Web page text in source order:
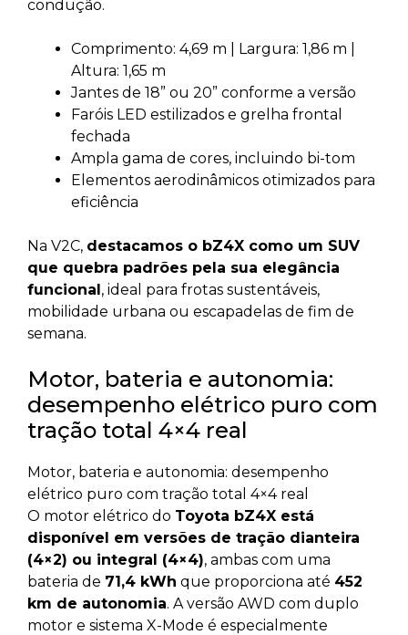
condução.
Comprimento: 4,69 m | Largura: 1,86 m |
Altura: 1,65 m
Jantes de 18” ou 20” conforme a versão
Faróis LED estilizados e grelha frontal
fechada
Ampla gama de cores, incluindo bi-tom
Elementos aerodinâmicos otimizados para
eficiência
Na V2C, destacamos o bZ4X como um SUV
que quebra padrões pela sua elegância
funcional, ideal para frotas sustentáveis,
mobilidade urbana ou escapadelas de fim de
semana.
Motor, bateria e autonomia:
desempenho elétrico puro com
tração total 4×4 real
Motor, bateria e autonomia: desempenho
elétrico puro com tração total 4×4 real
O motor elétrico do Toyota bZ4X está
disponível em versões de tração dianteira
(4×2) ou integral (4×4), ambas com uma
bateria de 71,4 kWh que proporciona até 452
km de autonomia. A versão AWD com duplo
motor e sistema X-Mode é especialmente